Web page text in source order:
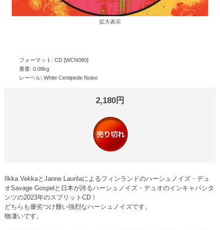
拡大表示
フォーマット: CD [WCN080]
重量: 0.08kg
レーベル: White Centipede Noise
2,180円
Ilkka VekkaとJanne Laurilaによるフィンランドのハーシュノイズ・デュ
オSavage Gospelと日本が誇るハーシュノイズ・デュオのインキャパシタ
ンツの2023年のスプリットCD！
どちらも優劣つけ難い強烈なハーシュノイズです。
物凄いです。